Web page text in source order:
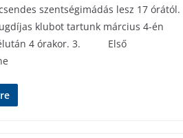
szentségimádás lesz 17 órától.
klubot tartunk március 4-én
4 órakor. 3. Első